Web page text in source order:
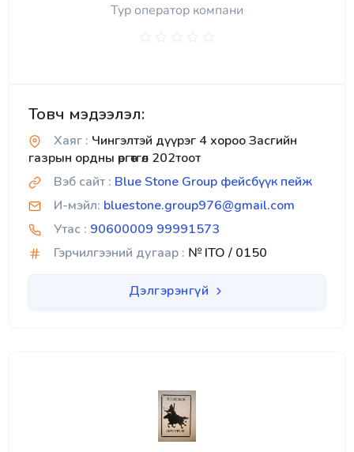
Тур оператор компани
Товч мэдээлэл:
Хаяг : Чингэлтэй дүүрэг 4 хороо Засгийн
газрын ордны өргөтгөл 202тоот
Вэб сайт : Blue Stone Group фейсбүүк пейж
И-мэйл: bluestone.group976@gmail.com
Утас : 90600009 99991573
Гэрчилгээний дугаар : № ITO / 0150
Дэлгэрэнгүй